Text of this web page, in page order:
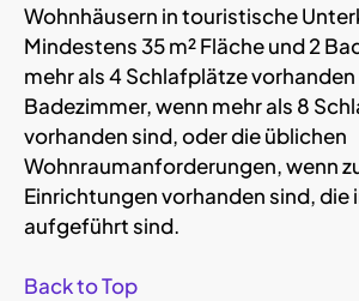
Wohnhäusern in touristische
Mindestens 35 m² Fläche und 2
mehr als 4 Schlafplätze vorhanden
Badezimmer, wenn mehr als 8
vorhanden sind, oder die üblichen
Wohnraumanforderungen, wenn
Einrichtungen vorhanden sind, die
aufgeführt sind.
Back to Top